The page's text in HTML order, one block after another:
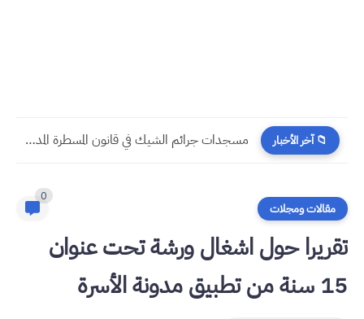
📁 آخر الأخبار مسجدات جرائم الشيك في قانون المسطرة المدنية الجديد
مقالات ومجلات
0
تقريرا حول اشغال ورشة تحت عنوان
15 سنة من تطبيق مدونة الأسرة